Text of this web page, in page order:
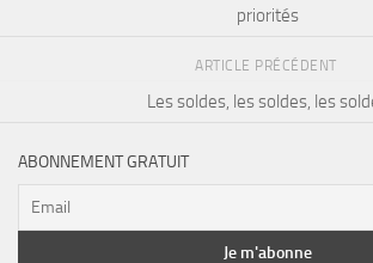
priorités
ARTICLE PRÉCÉDENT
Les soldes, les soldes, les
ABONNEMENT GRATUIT